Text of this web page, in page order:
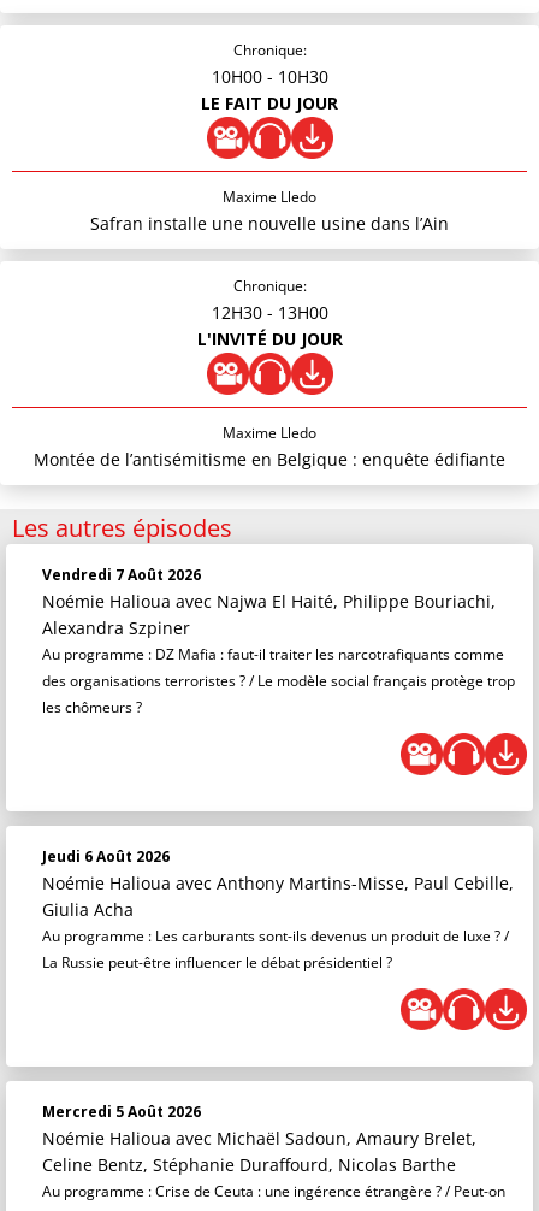
Chronique:
10H00 - 10H30
LE FAIT DU JOUR
Maxime Lledo
Safran installe une nouvelle usine dans l’Ain
Chronique:
12H30 - 13H00
L'INVITÉ DU JOUR
Maxime Lledo
Montée de l’antisémitisme en Belgique : enquête édifiante
Les autres épisodes
Vendredi 7 Août 2026
Noémie Halioua avec Najwa El Haité, Philippe Bouriachi,
Alexandra Szpiner
Au programme : DZ Mafia : faut-il traiter les narcotrafiquants comme
des organisations terroristes ? / Le modèle social français protège trop
les chômeurs ?
Jeudi 6 Août 2026
Noémie Halioua avec Anthony Martins-Misse, Paul Cebille,
Giulia Acha
Au programme : Les carburants sont-ils devenus un produit de luxe ? /
La Russie peut-être influencer le débat présidentiel ?
Mercredi 5 Août 2026
Noémie Halioua avec Michaël Sadoun, Amaury Brelet,
Celine Bentz, Stéphanie Duraffourd, Nicolas Barthe
Au programme : Crise de Ceuta : une ingérence étrangère ? / Peut-on